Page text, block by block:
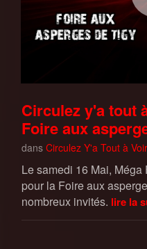
Circulez y'a tout
Foire aux
dans Circulez Y'a Tout à Voir
Le samedi 16 Mai,
pour la Foire aux
nombreux invités. lire la